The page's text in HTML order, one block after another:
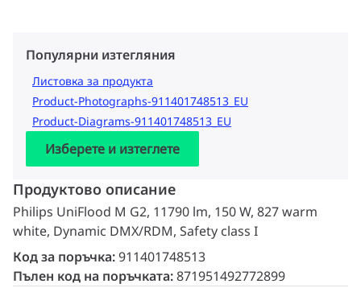
Популярни изтегляния
Листовка за продукта
Product-Photographs-911401748513_EU
Product-Diagrams-911401748513_EU
Изберете и изтеглете
Продуктово описание
Philips UniFlood M G2, 11790 lm, 150 W, 827 warm
white, Dynamic DMX/RDM, Safety class I
Код за поръчка:911401748513
Пълен код на поръчката:871951492772899